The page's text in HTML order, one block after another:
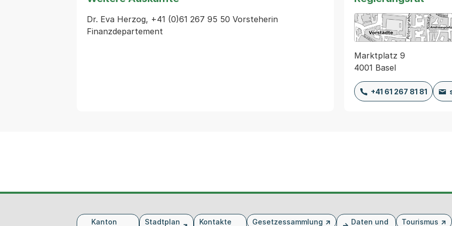
Dr. Eva Herzog, +41 (0)61 267 95 50 Vorsteherin
Finanzdepartement
Marktplatz 9
4001 Basel
+41 61 267 81 81
Kanton
Stadtplan
Kontakte
Gesetzessammlung
Daten und
Tourismus